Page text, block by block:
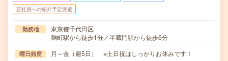
正社員への紹介予定派遣
勤務地
東京都千代田区
麹町駅から徒歩1分／半蔵門駅から徒歩6分
曜日頻度 月～金（週5日） ※土日祝はしっかりお休みです！